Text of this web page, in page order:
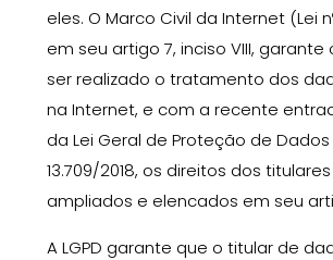
eles. O Marco Civil da Internet (Lei
em seu artigo 7, inciso VIII,
serrealizado o tratamento dos
na Internet, e com a recente
da Lei Geral de Proteção de Dados
13.709/2018, os direitos dos
ampliados e elencados em seu
A LGPD garante que o titular de